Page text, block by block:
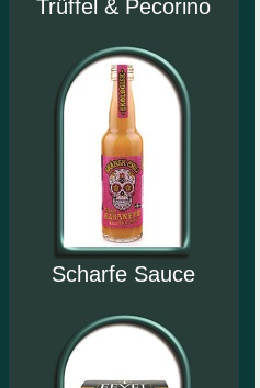
Trüffel & Pecorino
Scharfe Sauce